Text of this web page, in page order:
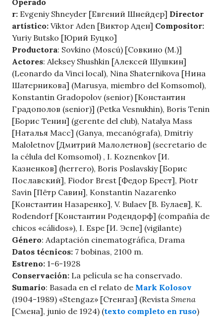
Operado
r: Evgeniy Shneyder [Евгений Шнейдер] Director
artístico: Viktor Aden [Виктор Аден] Compositor:
Yuriy Butsko [Юрий Буцко]
Productora: Sovkino (Moscú) [Совкино (М.)]
Actores: Aleksey Shushkin [Алексей Шушкин]
(Leonardo da Vinci local), Nina Shaternikova [Нина
Шатерникова] (Marusya, miembro del Komsomol),
Konstantin Gradopolov (senior) [Константин
Градополов (senior)] (Petka Vesnukhin), Boris Tenin
[Борис Тенин] (gerente del club), Natalya Mass
[Наталья Масс] (Ganya, mecanógrafa), Dmitriy
Maloletnov [Дмитрий Малолетнов] (secretario de
la célula del Komsomol) , I. Koznenkov [И.
Казненков] (herrero), Boris Poslavskiy [Борис
Пославский], Fiodor Brest [Федор Брест], Piotr
Savin [Пётр Савин], Konstantin Nazarenko
[Константин Назаренко], V. Bulaev [В. Булаев], K.
Rodendorf [Константин Родендорф] (compañía de
chicos «cálidos»), I. Espe [И. Эспе] (vigilante)
Género: Adaptación cinematográfica, Drama
Datos técnicos: 7 bobinas, 2100 m.
Estreno: 1-6-1928
Conservación: La película se ha conservado.
Sumario: Basada en el relato de Mark Kolosov
(1904-1989) «Stengaz» [Стенгаз] (Revista Smena
[Смена], junio de 1924) (texto completo en ruso)